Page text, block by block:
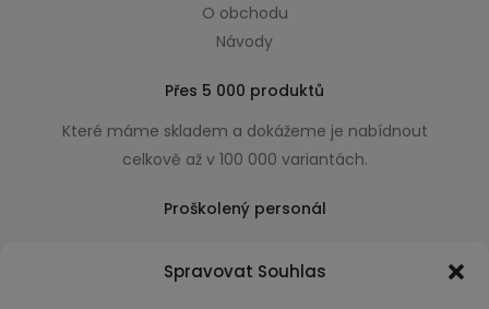
Spravovat Souhlas
O obchodu
Návody
Přes 5 000 produktů
Které máme skladem a dokážeme je nabídnout
celkově až v 100 000 variantách.
Proškolený personál
usnadňující nákup.